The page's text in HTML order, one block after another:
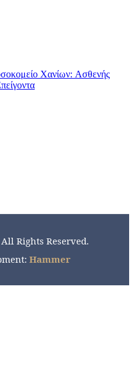
Χανίων: Ασθενής
Rights Reserved.
Hammer